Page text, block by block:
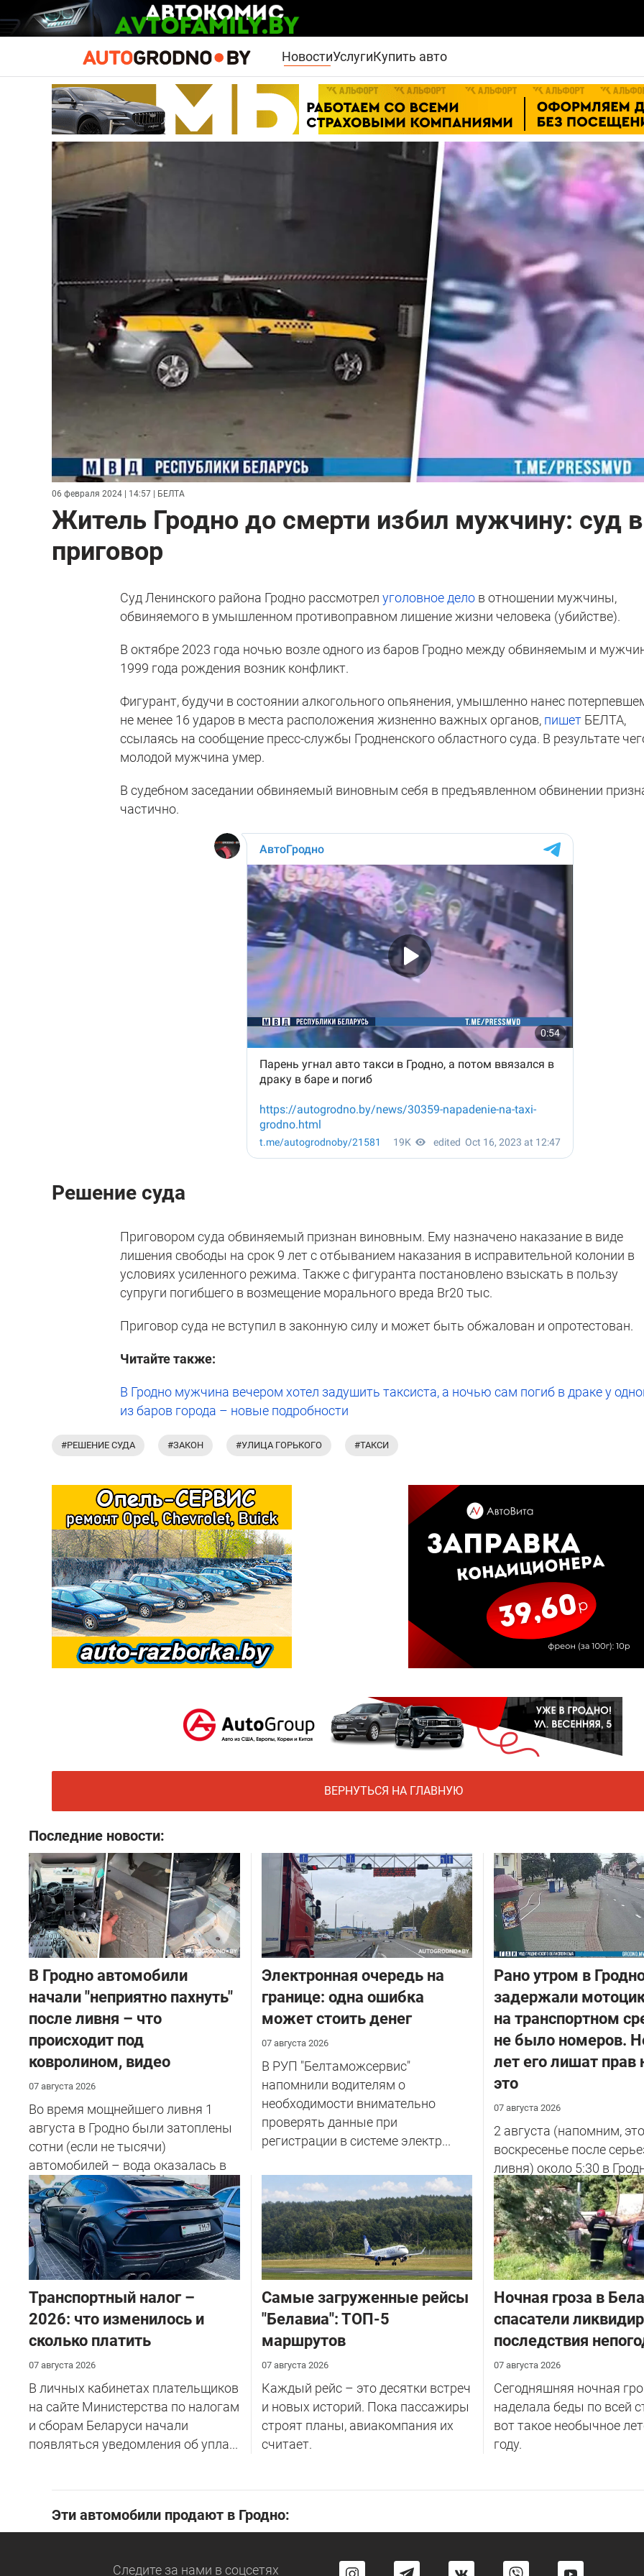
НовостиУслугиКупить авто
06 февраля 2024 | 14:57 | БЕЛТА
Житель Гродно до смерти избил мужчину: суд
приговор
Суд Ленинского района Гродно рассмотрелуголовное дело в отношении мужчины,
обвиняемого в умышленном противоправном лишение жизни человека (убийстве).
В октябре 2023 года ночью возле одного из баров Гродно между обвиняемым и
1999 года рождения возник конфликт.
Фигурант, будучи в состоянии алкогольного опьянения, умышленно нанес
не менее 16 ударов в места расположения жизненно важных органов, пишет БЕЛТА,
ссылаясь на сообщение пресс-службы Гродненского областного суда. В результате
молодой мужчина умер.
В судебном заседании обвиняемый виновным себя в предъявленном обвинении
частично.
Решение суда
Приговором суда обвиняемый признан виновным. Ему назначено наказание в виде
лишения свободы на срок 9 лет с отбыванием наказания в исправительной колонии в
условиях усиленного режима. Также с фигуранта постановлено взыскать в пользу
супруги погибшего в возмещение морального вреда Br20 тыс.
Приговор суда не вступил в законную силу и может быть обжалован и опротестован.
Читайте также:
В Гродно мужчина вечером хотел задушить таксиста, а ночью сам погиб в драке у
из баров города – новые подробности
#РЕШЕНИЕ СУДА #ЗАКОН #УЛИЦА ГОРЬКОГО #ТАКСИ
ВЕРНУТЬСЯ НА ГЛАВНУЮ
Последние новости:
В Гродно автомобили
начали "неприятно пахнуть"
после ливня – что
происходит под
ковролином, видео
07 августа 2026
Во время мощнейшего ливня 1
августа в Гродно были затоплены
сотни (если не тысячи)
автомобилей – вода оказалась в
салоне...
Электронная очередь на
границе: одна ошибка
может стоить денег
07 августа 2026
В РУП "Белтаможсервис"
напомнили водителям о
необходимости внимательно
проверять данные при
регистрации в системе электр...
Рано утром в
задержали
на транспортном
не было номеров.
лет его лишат прав
это
07 августа 2026
2 августа (напомним,
воскресенье после
ливня) около 5:30 в
улице Советских
у...
Транспортный налог –
2026: что изменилось и
сколько платить
07 августа 2026
В личных кабинетах плательщиков
на сайте Министерства по налогам
и сборам Беларуси начали
появляться уведомления об упла...
Самые загруженные рейсы
"Белавиа": ТОП-5
маршрутов
07 августа 2026
Каждый рейс – это десятки встреч
и новых историй. Пока пассажиры
строят планы, авиакомпания их
считает.
Ночная гроза в
спасатели
последствия
07 августа 2026
Сегодняшняя ночная
наделала беды по всей
вот такое необычное
году.
Эти автомобили продают в Гродно:
Следите за нами в соцсетях